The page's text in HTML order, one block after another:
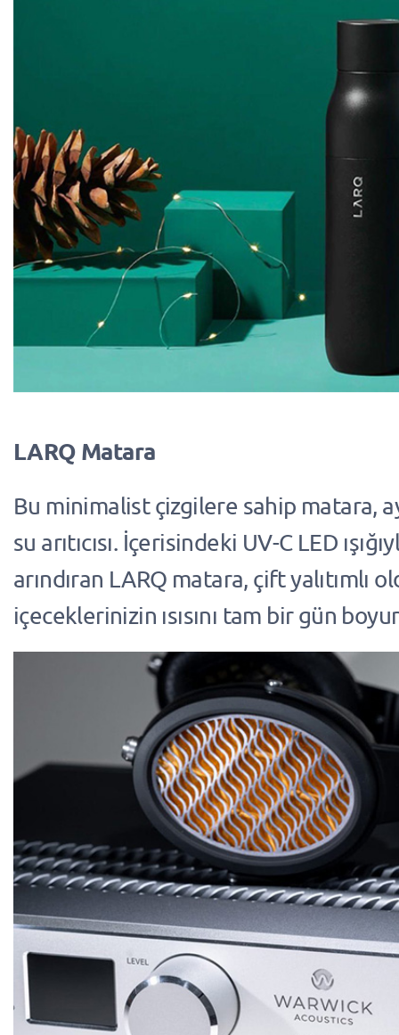
LARQ Matara
Bu minimalist çizgilere sahip matara,
su arıtıcısı. İçerisindeki UV-C LED
arındıran LARQ matara, çift yalıtımlı
içeceklerinizin ısısını tam bir gün